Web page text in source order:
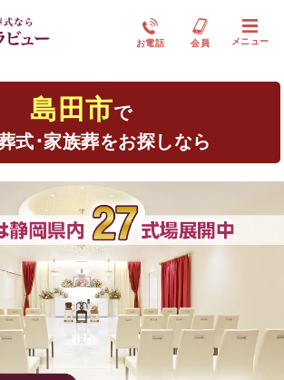
お電話 会員 メニュー
島田市で
式･家族葬をお探しなら